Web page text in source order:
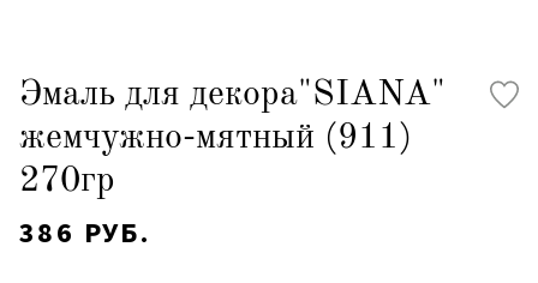
Эмаль для декора"SIANA"
жемчужно-мятный (911)
270гр
386 РУБ.